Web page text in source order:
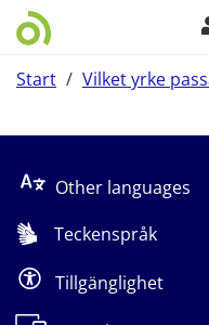
Start / Vilket yrke
Other languages
Teckenspråk
Tillgänglighet